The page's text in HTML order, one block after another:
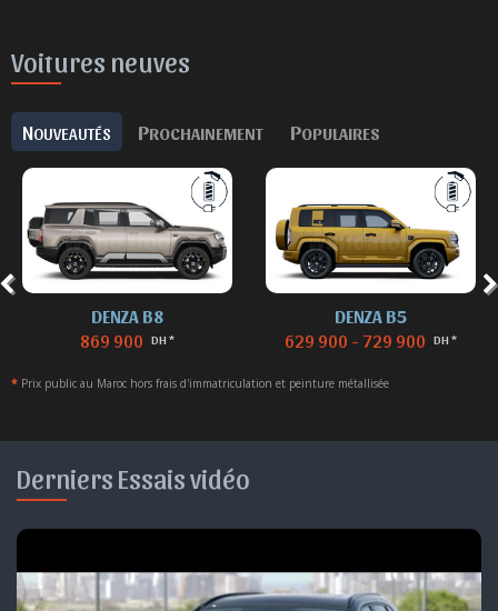
Voitures neuves
NOUVEAUTÉS PROCHAINEMENT POPULAIRES
DENZA B8
869 900 DH *
DENZA B5
629 900 - 729 900 DH *
* Prix public au Maroc hors frais d'immatriculation et peinture métallisée
Derniers Essais vidéo